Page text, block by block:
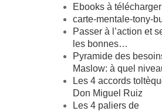
Ebooks à télécharger
carte-mentale-tony-
Passer à l’action et
les bonnes…
Pyramide des
Maslow: à quel
Les 4 accords
Don Miguel Ruiz
Les 4 paliers de